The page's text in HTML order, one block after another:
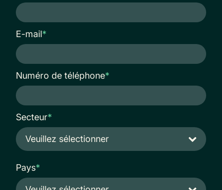
E-mail*
Numéro de téléphone*
Secteur*
Pays*